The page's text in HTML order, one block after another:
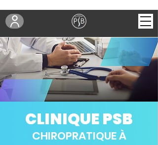
CLINIQUE PSB
CHIROPRATIQUE À